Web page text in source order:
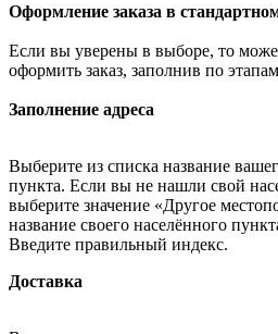
Оформление заказа в
Если вы уверены в выборе, то
оформить заказ, заполнив по
Заполнение адреса
Выберите из списка название
пункта. Если вы не нашли свой
выберите значение «Другое
название своего населённого
Введите правильный индекс.
Доставка